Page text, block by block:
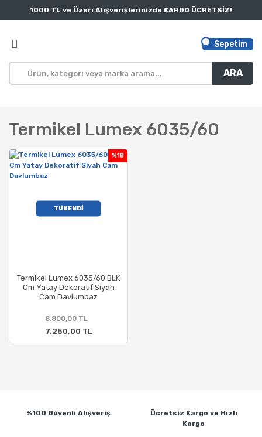
1000 TL ve Üzeri Alışverişlerinizde KARGO ÜCRETSİZ!
ARA
Sepetim
Termikel Lumex 6035/60
TÜKENDİ
Termikel Lumex 6035/60 BLK
Cm Yatay Dekoratif Siyah
Cam Davlumbaz
%18
8.800,00 TL
7.250,00 TL
%100 Güvenli Alışveriş Ücretsiz Kargo ve Hızlı
Kargo